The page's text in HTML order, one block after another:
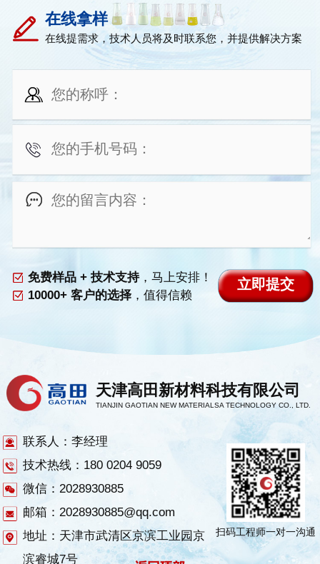
在线拿样
在线提需求，技术人员将及时联系您，并提供解决方案
免费样品 + 技术支持，马上安排！
10000+ 客户的选择，值得信赖
天津高田新材料科技有限公司
TIANJIN GAOTIAN NEW MATERIALSA TECHNOLOGY CO., LTD.
联系人：李经理
技术热线：180 0204 9059
微信：2028930885
邮箱：2028930885@qq.com
地址：天津市武清区京滨工业园京
滨睿城7号
扫码工程师一对一沟通